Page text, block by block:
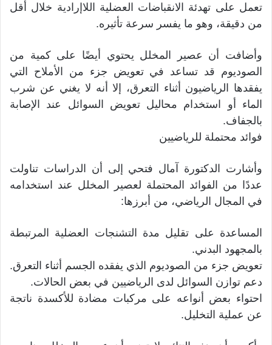
تعمل على تهدئة الانقباضات العضلية اللاإرادية خلال أقل
من دقيقة، وهو ما يفسر سرعة تأثيره.
وأضافت أن عصير المخلل يحتوي أيضًا على كمية من
الصوديوم قد تساعد في تعويض جزء من الأملاح التي
يفقدها الرياضيون أثناء التعرق، إلا أنه لا يغني عن شرب
الماء أو استخدام محاليل تعويض السوائل عند الإصابة
بالجفاف.
فوائد محتملة للرياضيين
وأشارت الدكتورة آمال فتحي إلى أن الدراسات تناولت
عددًا من الفوائد المحتملة لعصير المخلل عند استخدامه
في المجال الرياضي، من أبرزها:
المساعدة على تقليل مدة التشنجات العضلية المرتبطة
بالمجهود البدني.
تعويض جزء من الصوديوم الذي يفقده الجسم أثناء التعرق.
دعم توازن السوائل لدى الرياضيين في بعض الحالات.
احتواء بعض أنواعه على مركبات مضادة للأكسدة ناتجة
عن عملية التخليل.